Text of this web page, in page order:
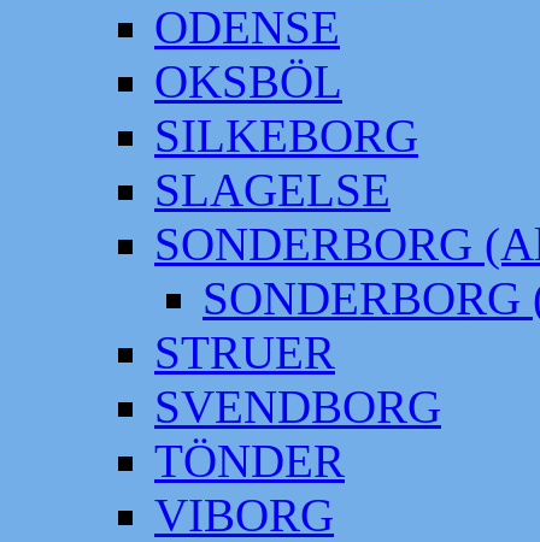
ODENSE
OKSBÖL
SILKEBORG
SLAGELSE
SONDERBORG
SONDERBORG
STRUER
SVENDBORG
TÖNDER
VIBORG